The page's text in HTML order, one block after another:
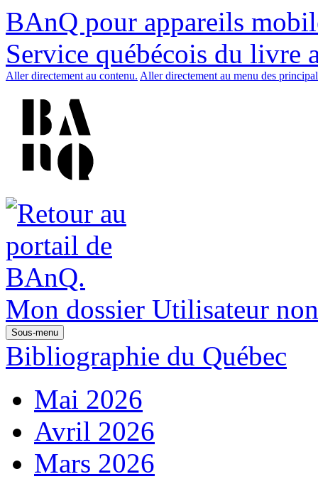
BAnQ pour appareils
Service québécois du livre
Aller directement au contenu. Aller directement au menu des
Mon dossier Utilisateur
Sous-menu
Bibliographie du Québec
Mai 2026
Avril 2026
Mars 2026